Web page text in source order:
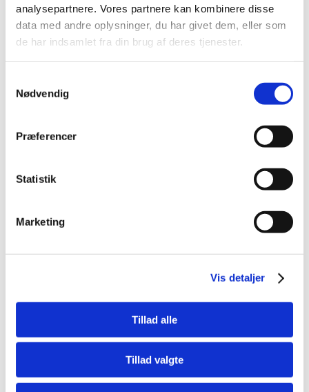
analysepartnere. Vores partnere kan kombinere disse
data med andre oplysninger, du har givet dem, eller som
de har indsamlet fra din brug af deres tjenester.
Nødvendig
Præferencer
Statistik
Marketing
Vis detaljer
Tillad alle
Tillad valgte
4011905607962
Melorm til hamster
DKK 59,00
5410340612965
Hamster complete 500 g
DKK 55,20 ekskl. moms
Køb nu
Vitakraft Vita Special All-In-One Senior er et komplet
fokus på optimal ernæring, sundhed og trivsel i de senere